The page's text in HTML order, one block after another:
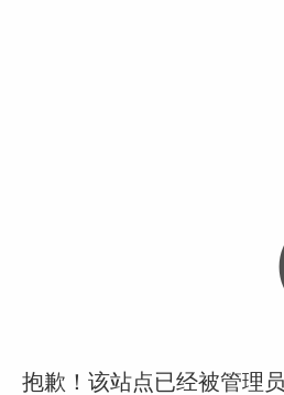
抱歉！该站点已经被管理